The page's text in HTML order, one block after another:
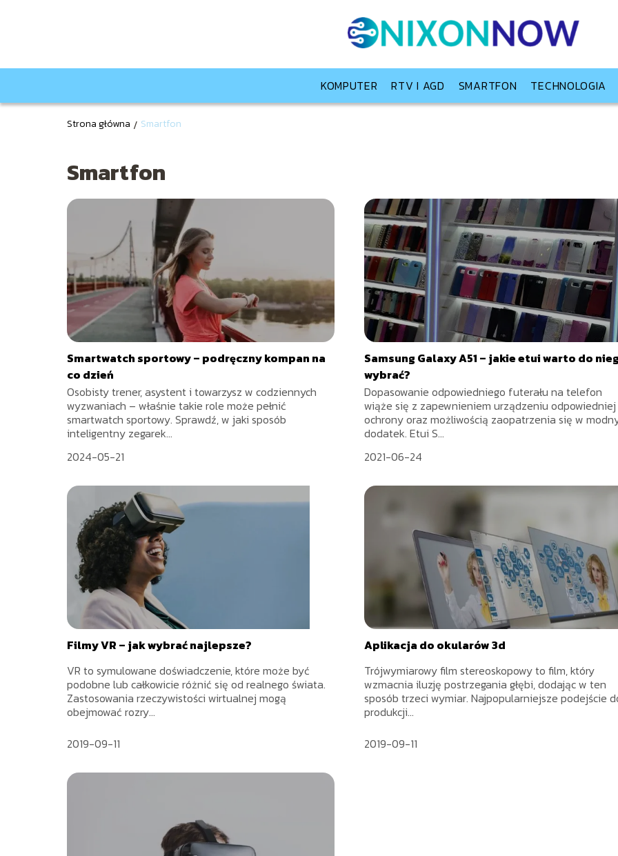
KOMPUTER RTV I AGD SMARTFON TECHNOLOGIA
Strona główna / Smartfon
Smartfon
Smartwatch sportowy – podręczny kompan na
co dzień
Osobisty trener, asystent i towarzysz w codziennych
wyzwaniach – właśnie takie role może pełnić
smartwatch sportowy. Sprawdź, w jaki sposób
inteligentny zegarek...
2024-05-21
Samsung Galaxy A51 – jakie etui warto do
wybrać?
Dopasowanie odpowiedniego futerału na telefon
wiąże się z zapewnieniem urządzeniu odpowiedniej
ochrony oraz możliwością zaopatrzenia się w
dodatek. Etui S...
2021-06-24
Filmy VR – jak wybrać najlepsze?
VR to symulowane doświadczenie, które może być
podobne lub całkowicie różnić się od realnego świata.
Zastosowania rzeczywistości wirtualnej mogą
obejmować rozry...
2019-09-11
Aplikacja do okularów 3d
Trójwymiarowy film stereoskopowy to film, który
wzmacnia iluzję postrzegania głębi, dodając w ten
sposób trzeci wymiar. Najpopularniejsze podejście
produkcji...
2019-09-11